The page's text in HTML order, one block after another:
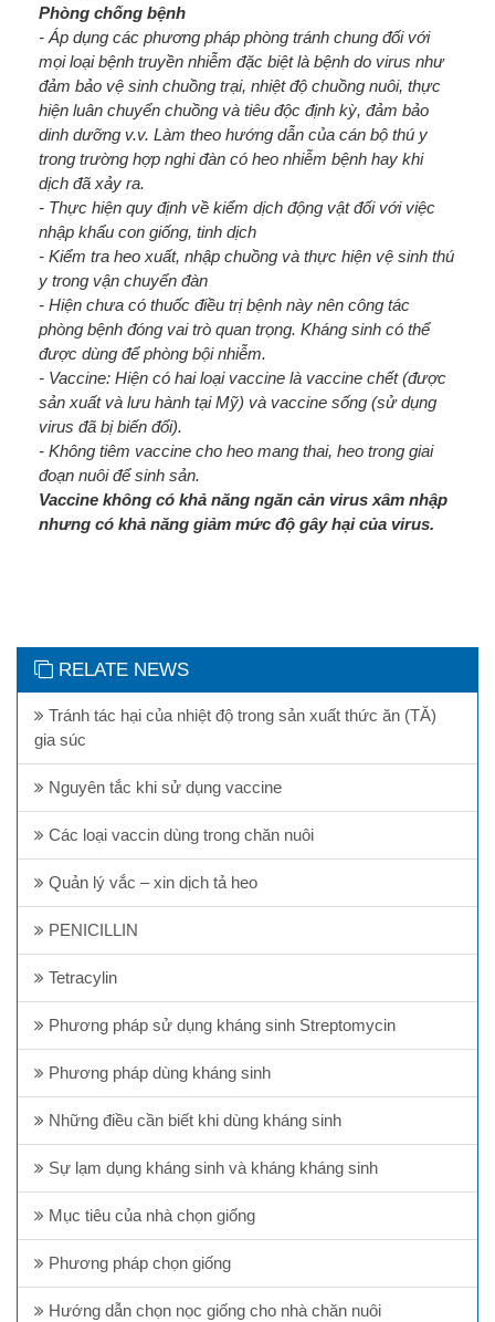
Phòng chống bệnh
- Áp dụng các phương pháp phòng tránh chung đối với
mọi loại bệnh truyền nhiễm đặc biệt là bệnh do virus như
đảm bảo vệ sinh chuồng trại, nhiệt độ chuồng nuôi, thực
hiện luân chuyển chuồng và tiêu độc định kỳ, đảm bảo
dinh dưỡng v.v. Làm theo hướng dẫn của cán bộ thú y
trong trường hợp nghi đàn có heo nhiễm bệnh hay khi
dịch đã xảy ra.
- Thực hiện quy định về kiểm dịch động vật đối với việc
nhập khẩu con giống, tinh dịch
- Kiểm tra heo xuất, nhập chuồng và thực hiện vệ sinh thú
y trong vận chuyển đàn
- Hiện chưa có thuốc điều trị bệnh này nên công tác
phòng bệnh đóng vai trò quan trọng. Kháng sinh có thể
được dùng để phòng bội nhiễm.
- Vaccine: Hiện có hai loại vaccine là vaccine chết (được
sản xuất và lưu hành tại Mỹ) và vaccine sống (sử dụng
virus đã bị biến đổi).
- Không tiêm vaccine cho heo mang thai, heo trong giai
đoạn nuôi để sinh sản.
Vaccine không có khả năng ngăn cản virus xâm nhập
nhưng có khả năng giảm mức độ gây hại của virus.
RELATE NEWS
Tránh tác hại của nhiệt độ trong sản xuất thức ăn (TĂ)
gia súc
Nguyên tắc khi sử dụng vaccine
Các loại vaccin dùng trong chăn nuôi
Quản lý vắc – xin dịch tả heo
PENICILLIN
Tetracylin
Phương pháp sử dụng kháng sinh Streptomycin
Phương pháp dùng kháng sinh
Những điều cần biết khi dùng kháng sinh
Sự lạm dụng kháng sinh và kháng kháng sinh
Mục tiêu của nhà chọn giống
Phương pháp chọn giống
Hướng dẫn chọn nọc giống cho nhà chăn nuôi